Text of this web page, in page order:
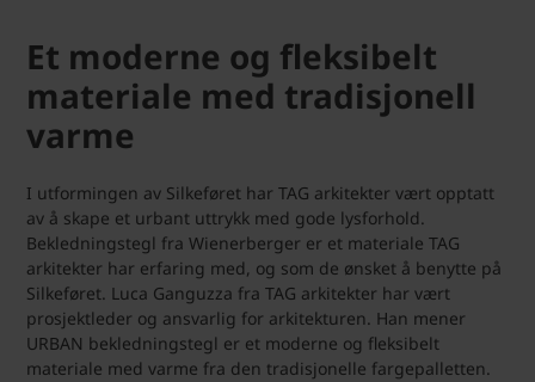
Et moderne og fleksibelt
materiale med tradisjonell
varme
I utformingen av Silkeføret har TAG arkitekter vært opptatt
av å skape et urbant uttrykk med gode lysforhold.
Bekledningstegl fra Wienerberger er et materiale TAG
arkitekter har erfaring med, og som de ønsket å benytte på
Silkeføret. Luca Ganguzza fra TAG arkitekter har vært
prosjektleder og ansvarlig for arkitekturen. Han mener
URBAN bekledningstegl er et moderne og fleksibelt
materiale med varme fra den tradisjonelle fargepalletten.